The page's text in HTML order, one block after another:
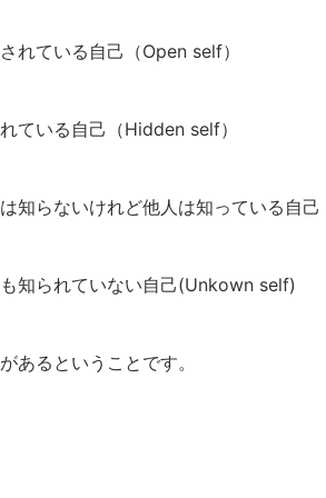
されている自己（Open self）
れている自己（Hidden self）
は知らないけれど他人は知っている自
も知られていない自己(Unkown self)
あるということです。